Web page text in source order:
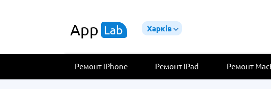
App Lab Харків
Ремонт iPhone Ремонт iPad Ремонт